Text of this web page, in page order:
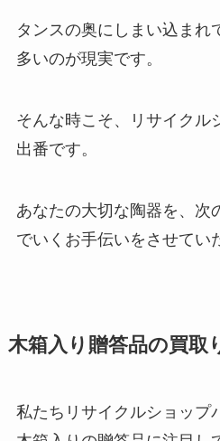
タンスの奥にしまい込まれ
多いのが現実です。
そんな時こそ、リサイクル
出番です。
あなたの大切な陶器を、次
でいくお手伝いをさせてい
木箱入り贈答品の買取
私たちリサイクルショップ